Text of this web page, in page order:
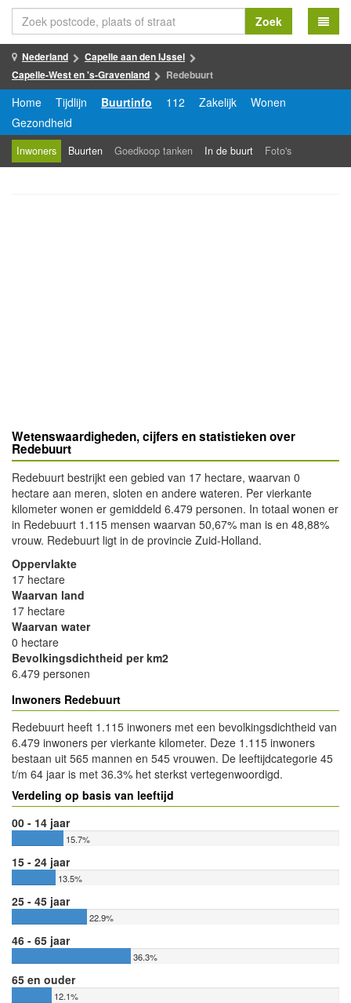
Zoek
Nederland
Capelle aan den IJssel
Capelle-West en 's-Gravenland
Redebuurt
Home Tijdlijn Buurtinfo 112 Zakelijk
Wonen
Gezondheid
Inwoners Buurten Goedkoop tanken In de buurt Foto's
Wetenswaardigheden, cijfers en statistieken over
Redebuurt
Redebuurt bestrijkt een gebied van 17 hectare, waarvan 0
hectare aan meren, sloten en andere wateren. Per vierkante
kilometer wonen er gemiddeld 6.479 personen. In totaal wonen er
in Redebuurt 1.115 mensen waarvan 50,67% man is en 48,88%
vrouw. Redebuurt ligt in de provincie Zuid-Holland.
Oppervlakte
17 hectare
Waarvan land
17 hectare
Waarvan water
0 hectare
Bevolkingsdichtheid per km2
6.479 personen
Inwoners Redebuurt
Redebuurt heeft 1.115 inwoners met een bevolkingsdichtheid van
6.479 inwoners per vierkante kilometer. Deze 1.115 inwoners
bestaan uit 565 mannen en 545 vrouwen. De leeftijdcategorie 45
t/m 64 jaar is met 36.3% het sterkst vertegenwoordigd.
Verdeling op basis van leeftijd
00 - 14 jaar
15.7%
15 - 24 jaar
13.5%
25 - 45 jaar
22.9%
46 - 65 jaar
36.3%
65 en ouder
12.1%